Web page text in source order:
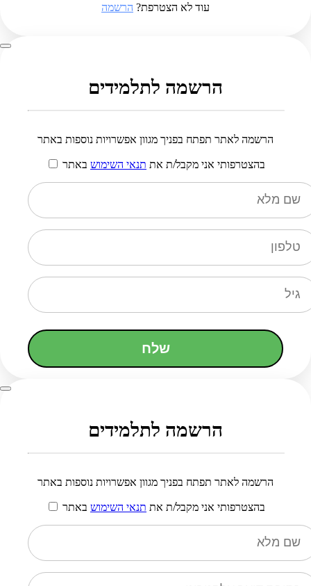
עוד לא הצטרפת? הרשמה
הרשמה לתלמידים
הרשמה לאתר תפתח בפניך מגוון אפשרויות נוספות באתר
בהצטרפותי אני מקבל/ת את תנאי השימוש באתר
שלח
הרשמה לתלמידים
הרשמה לאתר תפתח בפניך מגוון אפשרויות נוספות באתר
בהצטרפותי אני מקבל/ת את תנאי השימוש באתר